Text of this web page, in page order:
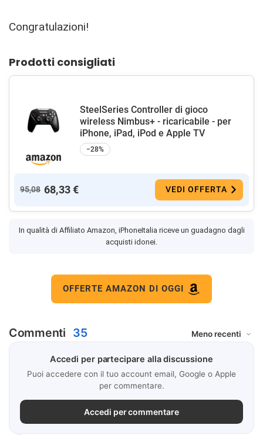
Congratulazioni!
Prodotti consigliati
SteelSeries Controller di gioco
wireless Nimbus+ - ricaricabile - per
iPhone, iPad, iPod e Apple TV
−28%
95,08 68,33 € VEDI OFFERTA
In qualità di Affiliato Amazon, iPhoneItalia riceve un guadagno dagli
acquisti idonei.
OFFERTE AMAZON DI OGGI
Commenti 35
Accedi per partecipare alla discussione
Puoi accedere con il tuo account email, Google o Apple
per commentare.
Accedi per commentare